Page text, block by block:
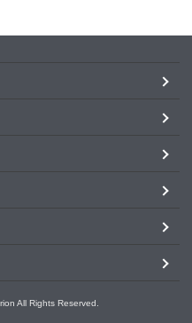
All Rights Reserved.